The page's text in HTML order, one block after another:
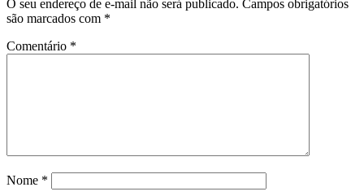
O seu endereço de e-mail não será publicado. Campos obrigatórios
são marcados com *
Comentário *
Nome *